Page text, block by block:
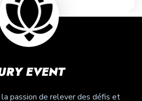
EVENT
passion de relever des défis et